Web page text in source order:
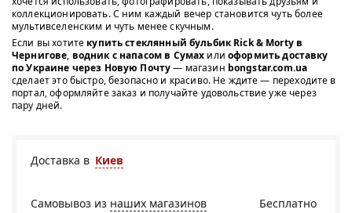
коллекционировать. С ним каждый вечер становится чуть более
мультивселенским и чуть менее скучным.
Если вы хотите купить стеклянный бульбик Rick & Morty в
Чернигове, водник с напасом в Сумах илиоформить доставку
по Украине через Новую Почту— магазин bongstar.com.ua
сделает это быстро, безопасно и красиво. Не ждите — переходите в
портал, оформляйте заказ и получайте удовольствие уже через
пару дней.
Доставка в Киев
Бесплатно
Самовывоз из наших магазинов